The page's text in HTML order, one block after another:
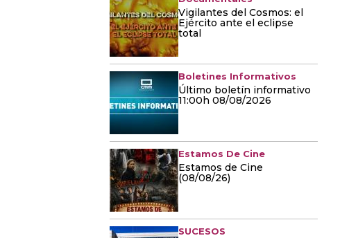
Vigilantes del Cosmos: el
Ejército ante el eclipse
total
Boletines Informativos
Último boletín informativo
11:00h 08/08/2026
Estamos De Cine
Estamos de Cine
(08/08/26)
SUCESOS